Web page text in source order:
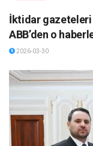
İktidar gazeteleri
ABB’den o
2026-03-30